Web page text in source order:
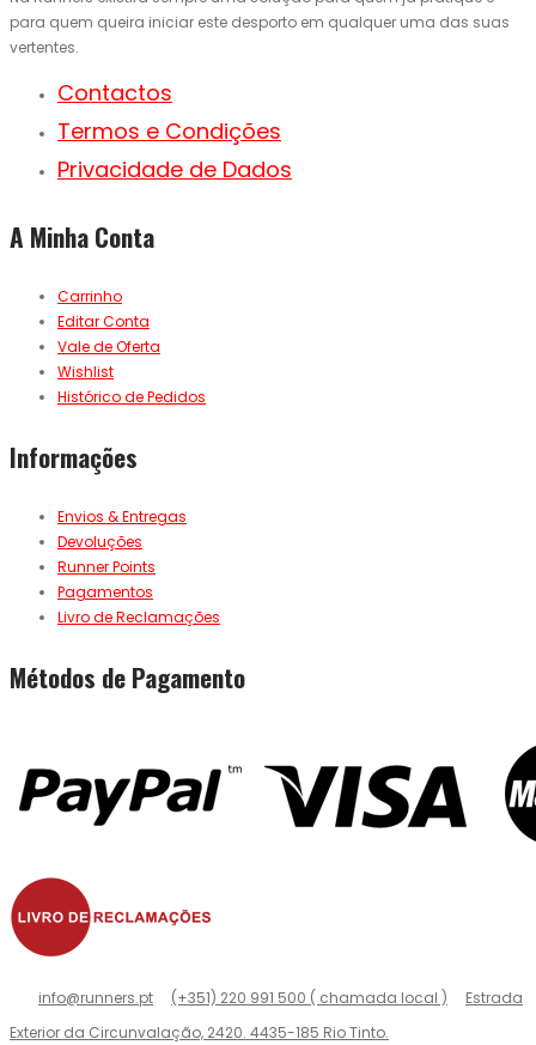
para quem queira iniciar este desporto em qualquer uma das suas
vertentes.
Contactos
Termos e Condições
Privacidade de Dados
A Minha Conta
Carrinho
Editar Conta
Vale de Oferta
Wishlist
Histórico de Pedidos
Informações
Envios & Entregas
Devoluções
Runner Points
Pagamentos
Livro de Reclamações
Métodos de Pagamento
info@runners.pt (+351) 220 991 500 ( chamada local )
Estrada
Exterior da Circunvalação, 2420. 4435-185 Rio Tinto.